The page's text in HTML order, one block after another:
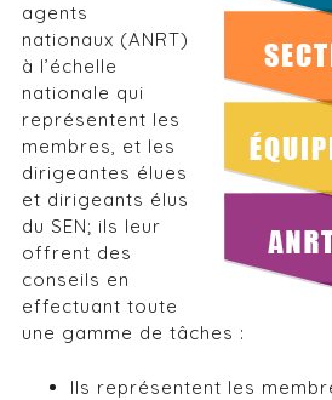
agents
nationaux (ANRT)
à l’échelle
nationale qui
représentent les
membres, et les
dirigeantes élues
et dirigeants élus
du SEN; ils leur
offrent des
conseils en
effectuant toute
une gamme de tâches :
Ils représentent les